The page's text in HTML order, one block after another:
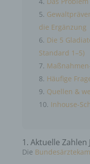
die Ergänzung
Die 5
Standard 1–5)
Häufige
Quellen &
Inhouse-
1. Aktuelle Zahlen
Die